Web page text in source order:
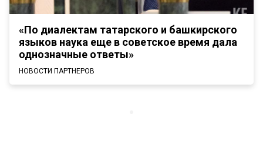
«По диалектам татарского и башкирского
языков наука еще в советское время дала
однозначные ответы»
НОВОСТИ ПАРТНЕРОВ